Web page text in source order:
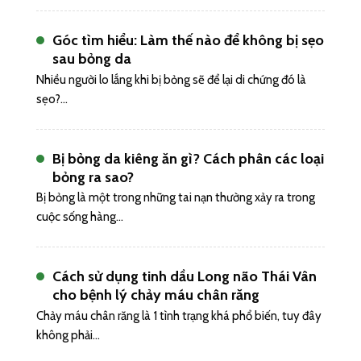
Góc tìm hiểu: Làm thế nào để không bị sẹo
sau bỏng da
Nhiều người lo lắng khi bị bỏng sẽ để lại di chứng đó là
sẹo?...
Bị bỏng da kiêng ăn gì? Cách phân các loại
bỏng ra sao?
Bị bỏng là một trong những tai nạn thường xảy ra trong
cuộc sống hàng...
Cách sử dụng tinh dầu Long não Thái Vân
cho bệnh lý chảy máu chân răng
Chảy máu chân răng là 1 tình trạng khá phổ biến, tuy đây
không phải...